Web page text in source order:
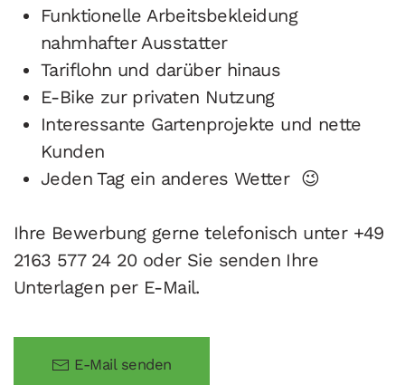
Funktionelle Arbeitsbekleidung
nahmhafter Ausstatter
Tariflohn und darüber hinaus
E-Bike zur privaten Nutzung
Interessante Gartenprojekte und nette
Kunden
Jeden Tag ein anderes Wetter 😉
Ihre Bewerbung gerne telefonisch unter +49
2163 577 24 20oder Sie senden Ihre
Unterlagen per E-Mail.
E-Mail senden